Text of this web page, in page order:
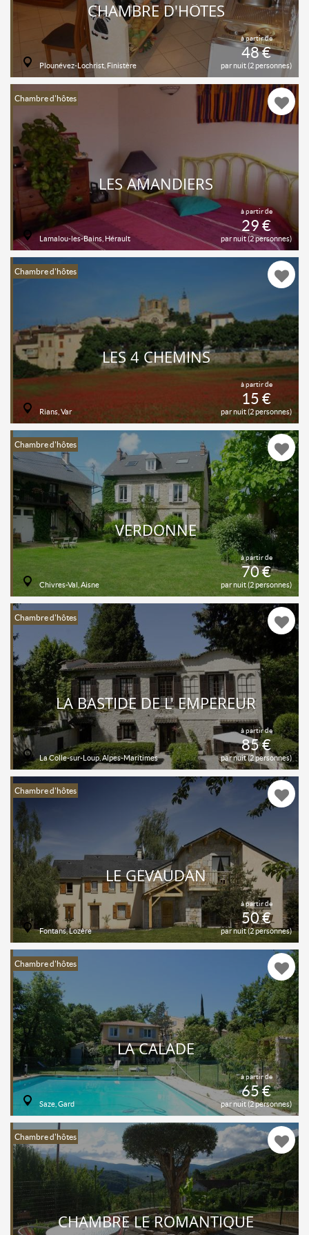
à partir de
48 €
par nuit (2 personnes)
CHAMBRE D'HÔTES
Plounévez-Lochrist, Finistère
Chambre d'hôtes
à partir de
29 €
par nuit (2 personnes)
LES AMANDIERS
Lamalou-les-Bains, Hérault
Chambre d'hôtes
à partir de
15 €
par nuit (2 personnes)
LES 4 CHEMINS
Rians, Var
Chambre d'hôtes
à partir de
70 €
par nuit (2 personnes)
VERDONNE
Chivres-Val, Aisne
Chambre d'hôtes
à partir de
85 €
par nuit (2 personnes)
LA BASTIDE DE L' EMPEREUR
La Colle-sur-Loup, Alpes-Maritimes
Chambre d'hôtes
à partir de
50 €
par nuit (2 personnes)
LE GÉVAUDAN
Fontans, Lozère
Chambre d'hôtes
à partir de
65 €
par nuit (2 personnes)
LA CALADE
Saze, Gard
Chambre d'hôtes
CHAMBRE LE ROMANTIQUE